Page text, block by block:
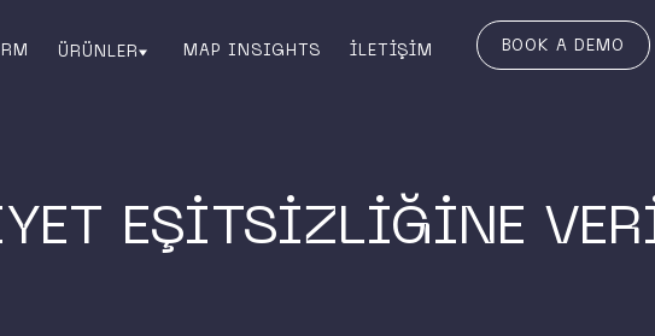
ÜRÜNLER MAP INSIGHTS İLETİŞİM BOOK A DEMO
EŞİTSİZLİĞİNE